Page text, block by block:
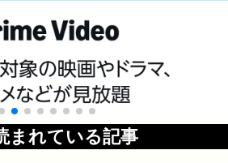
まれている記事